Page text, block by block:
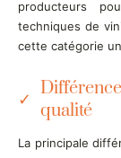
producteurs
techniques de
cette catégorie
qualité
La principale